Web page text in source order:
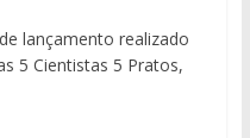
lançamento realizado
5 Cientistas 5 Pratos,